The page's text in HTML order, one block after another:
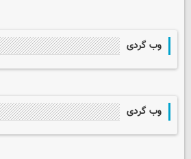
وب گردی
وب گردی